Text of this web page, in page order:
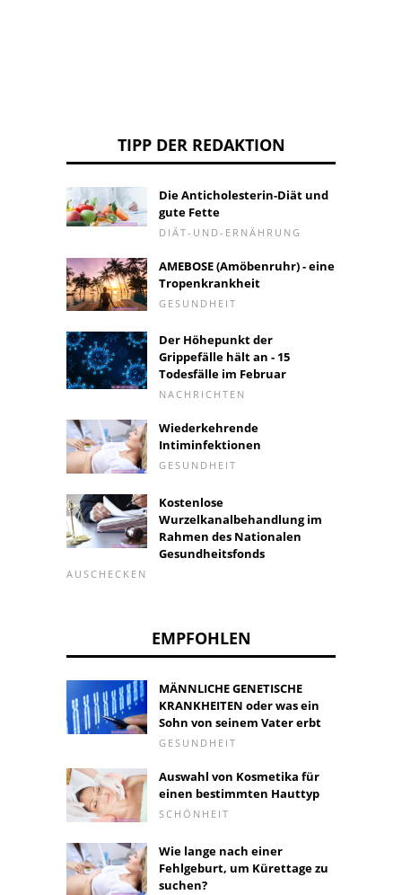
TIPP DER REDAKTION
Die Anticholesterin-Diät und
gute Fette
DIÄT-UND-ERNÄHRUNG
AMEBOSE (Amöbenruhr) - eine
Tropenkrankheit
GESUNDHEIT
Der Höhepunkt der
Grippefälle hält an - 15
Todesfälle im Februar
NACHRICHTEN
Wiederkehrende
Intiminfektionen
GESUNDHEIT
Kostenlose
Wurzelkanalbehandlung im
Rahmen des Nationalen
Gesundheitsfonds
AUSCHECKEN
EMPFOHLEN
MÄNNLICHE GENETISCHE
KRANKHEITEN oder was ein
Sohn von seinem Vater erbt
GESUNDHEIT
Auswahl von Kosmetika für
einen bestimmten Hauttyp
SCHÖNHEIT
Wie lange nach einer
Fehlgeburt, um Kürettage zu
suchen?